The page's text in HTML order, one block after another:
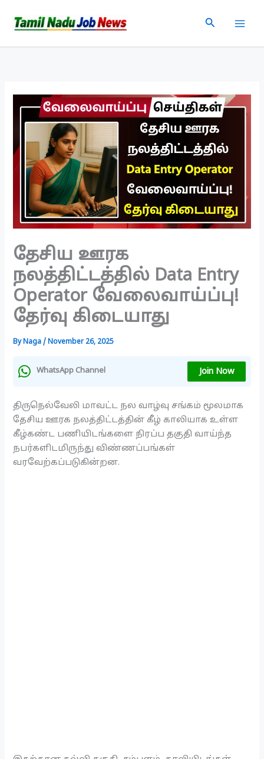
Search
தேசிய ஊரக
நலத்திட்டத்தில் Data Entry
Operator வேலைவாய்ப்பு!
தேர்வு கிடையாது
ByNaga/November 26, 2025
WhatsApp Channel Join Now
திருநெல்வேலி மாவட்ட நல வாழ்வு சங்கம் மூலமாக
தேசிய ஊரக நலத்திட்டத்தின் கீழ் காலியாக உள்ள
கீழ்கண்ட பணியிடங்களை நிரப்ப தகுதி வாய்ந்த
நபர்களிடமிருந்து விண்ணப்பங்கள்
வரவேற்கப்படுகின்றன.